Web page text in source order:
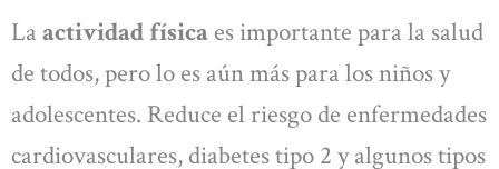
La actividad física es importante para la salud
de todos, pero lo es aún más para los niños y
adolescentes. Reduce el riesgo de enfermedades
cardiovasculares, diabetes tipo 2 y algunos tipos